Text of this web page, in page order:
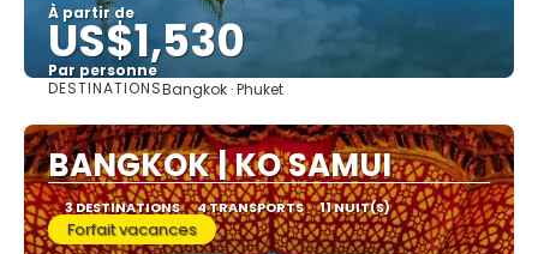
À partir de
US$1,530
Par personne
Afficher
DESTINATIONSBangkok · Phuket
BANGKOK | KO SAMUI
3 DESTINATIONS 4 TRANSPORTS 11 NUIT(S)
Forfait vacances